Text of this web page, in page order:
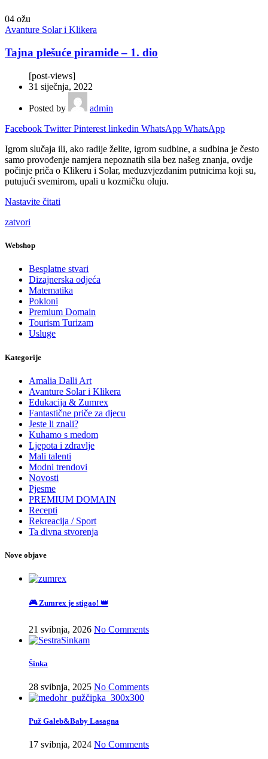
04 ožu
Avanture Solar i Klikera
Tajna plešuće piramide – 1. dio
[post-views]
31 siječnja, 2022
Posted by
admin
Facebook Twitter Pinterest linkedin WhatsApp WhatsApp
Igrom slučaja ili, ako radije želite, igrom sudbine, a sudbina je često
samo provođenje namjera nepoznatih sila bez našeg znanja, ovdje
počinje priča o Klikeru i Solar, međuzvjezdanim putnicima koji su,
putujući svemirom, upali u kozmičku oluju.
Nastavite čitati
zatvori
Webshop
Besplatne stvari
Dizajnerska odjeća
Matematika
Pokloni
Premium Domain
Tourism Turizam
Usluge
Kategorije
Amalia Dalli Art
Avanture Solar i Klikera
Edukacija & Zumrex
Fantastične priče za djecu
Jeste li znali?
Kuhamo s medom
Ljepota i zdravlje
Mali talenti
Modni trendovi
Novosti
Pjesme
PREMIUM DOMAIN
Recepti
Rekreacija / Sport
Ta divna stvorenja
Nove objave
🎮 Zumrex je stigao! 👑
21 svibnja, 2026 No Comments
Šinka
28 svibnja, 2025 No Comments
Puž Galeb&Baby Lasagna
17 svibnja, 2024 No Comments